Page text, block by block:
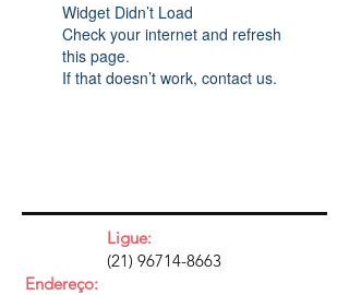
Widget Didn’t Load
Check your internet and refresh
this page.
If that doesn’t work, contact us.
Ligue:
(21) 96714-8663
Endereço: